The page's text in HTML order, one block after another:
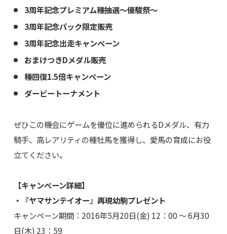
3周年記念プレミアム種抽選～優駿祭～
3周年記念パック限定販売
3周年記念出走キャンペーン
おまけつきDメダル販売
種回復1.5倍キャンペーン
ダービートーナメント
ぜひこの機会にゲームを優位に進められるDメダル、有力
騎手、高レアリティの種牡馬を獲得し、愛馬の育成にお役
立てください。
【キャンペーン詳細】
・『ヤマサンテイオー』再現幼駒プレゼント
キャンペーン期間：2016年5月20日(金) 12：00 ～ 6月30
日(木) 23：59